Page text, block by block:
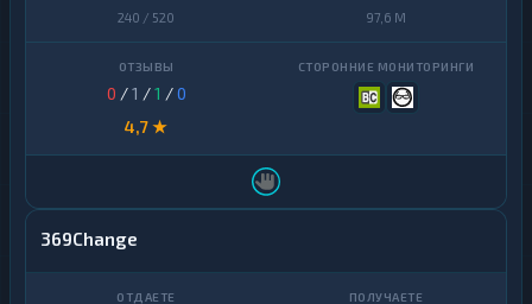
240 / 520 97,6 M
0 /1 /1 /0
4,7 ★
369Change